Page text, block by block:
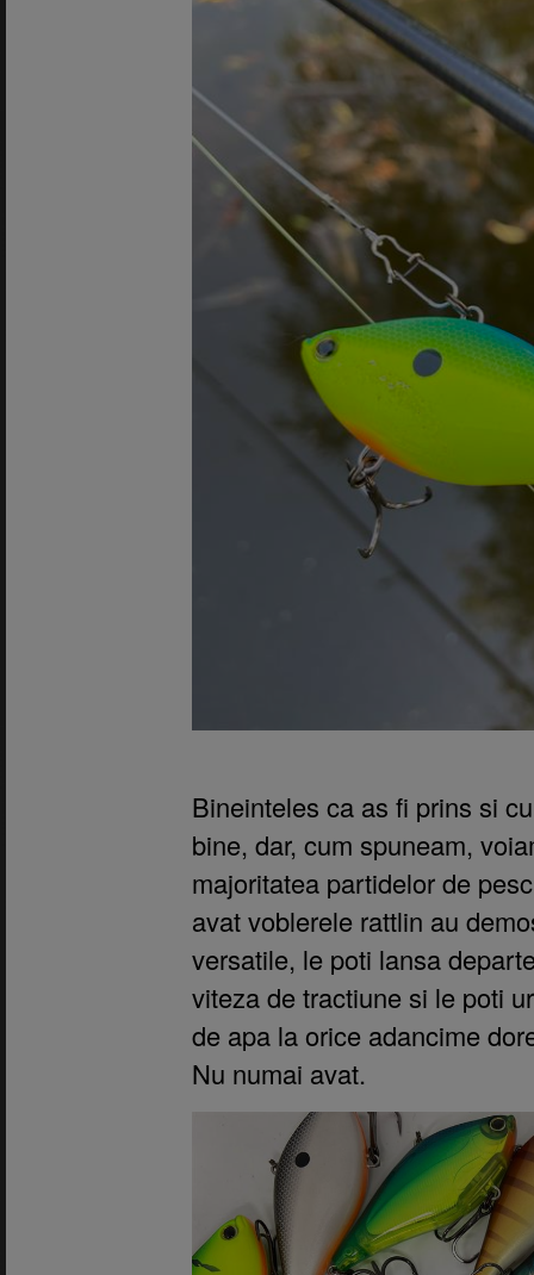
Bineinteles ca as fi prins si
bine, dar, cum spuneam,
majoritatea partidelor de
avat voblerele rattlin au
versatile, le poti lansa
viteza de tractiune si le poti
de apa la orice adancime
Nu numai avat.